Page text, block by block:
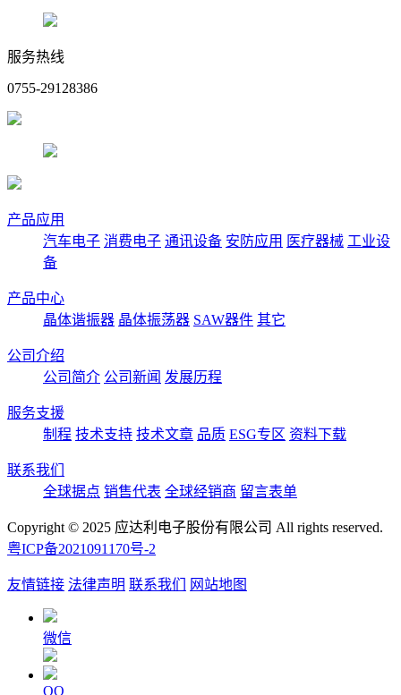
服务热线
0755-29128386
产品应用
汽车电子 消费电子 通讯设备 安防应用 医疗器械 工业设
备
产品中心
晶体谐振器 晶体振荡器 SAW器件 其它
公司介绍
公司简介 公司新闻 发展历程
服务支援
制程 技术支持 技术文章 品质 ESG专区 资料下载
联系我们
全球据点 销售代表 全球经销商 留言表单
Copyright © 2025 应达利电子股份有限公司 All rights reserved.
粤ICP备2021091170号-2
友情链接 法律声明 联系我们 网站地图
微信
QQ